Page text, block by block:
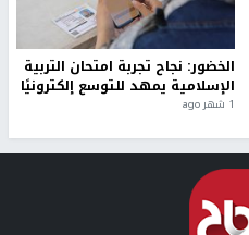
الخضور: نجاح تجربة امتحان التربية
الإسلامية يمهد للتوسع إلكترونيًا
1 شهر ago